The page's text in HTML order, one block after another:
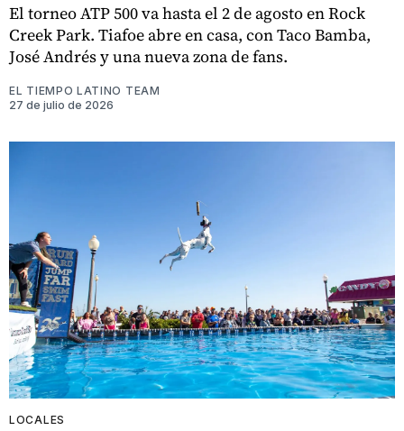
El torneo ATP 500 va hasta el 2 de agosto en Rock
Creek Park. Tiafoe abre en casa, con Taco Bamba,
José Andrés y una nueva zona de fans.
EL TIEMPO LATINO TEAM
27 de julio de 2026
LOCALES